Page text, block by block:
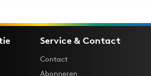
Service & Contact
Contact
Abonneren